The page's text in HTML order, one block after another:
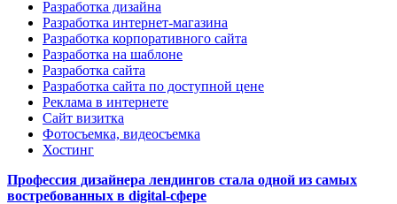
Разработка дизайна
Разработка интернет-магазина
Разработка корпоративного сайта
Разработка на шаблоне
Разработка сайта
Разработка сайта по доступной цене
Реклама в интернете
Сайт визитка
Фотосъемка, видеосъемка
Хостинг
Профессия дизайнера лендингов стала одной из самых
востребованных в digital-сфере